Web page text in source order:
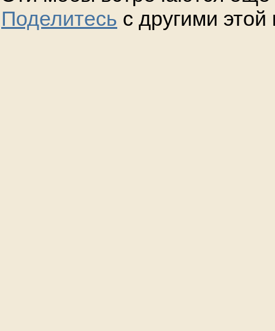
Поделитесь с другими